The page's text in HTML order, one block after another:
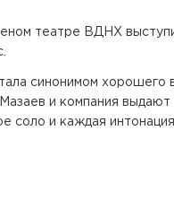
театре ВДНХ
синонимом хорошего
и компания выдают
соло и каждая